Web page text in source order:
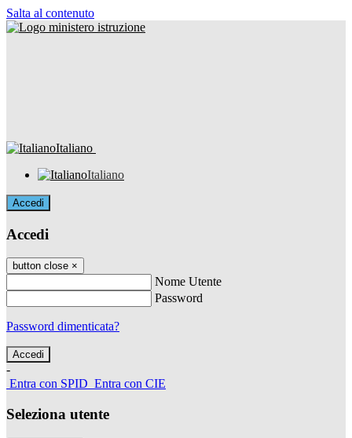
Salta al contenuto
Italiano
Italiano
Accedi
Accedi
button close ×
Nome Utente
Password
Password dimenticata?
-
Entra con SPID Entra con CIE
Seleziona utente